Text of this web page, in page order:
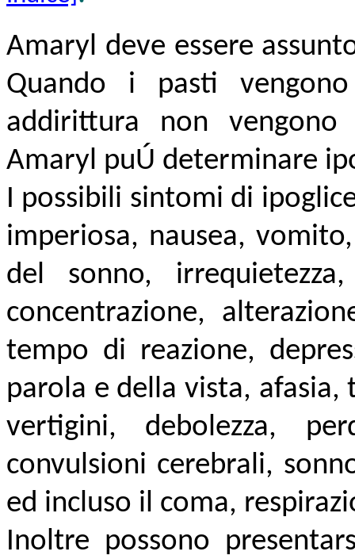
Amaryl deve essere
Quando i pasti
addirittura non
Amaryl puÚ determinare
I possibili sintomi di
imperiosa, nausea,
del sonno,
concentrazione,
tempo di reazione,
parola e della vista,
vertigini, debolezza,
convulsioni cerebrali,
ed incluso il coma,
Inoltre possono